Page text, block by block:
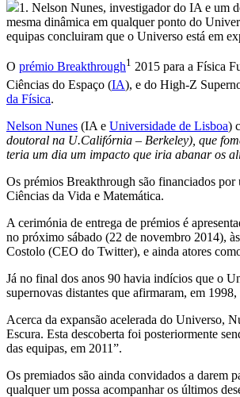
1. Nelson Nunes, investigador do IA e um
mesma dinâmica em qualquer ponto do
equipas concluiram que o Universo está em
O prémio Breakthrough1 2015 para a Física
Ciências do Espaço (IA), e do High-Z
da Física.
Nelson Nunes (IA e Universidade de Lisboa)
doutoral na U.Califórnia – Berkeley), que
teria um dia um impacto que iria abanar os
Os prémios Breakthrough são financiados
Ciências da Vida e Matemática.
A cerimónia de entrega de prémios é
no próximo sábado (22 de novembro 2014),
Costolo (CEO do Twitter), e ainda atores
Já no final dos anos 90 havia indícios que o
supernovas distantes que afirmaram, em
Acerca da expansão acelerada do Universo,
Escura. Esta descoberta foi posteriormente
das equipas, em 2011”.
Os premiados são ainda convidados a darem
qualquer um possa acompanhar os últimos